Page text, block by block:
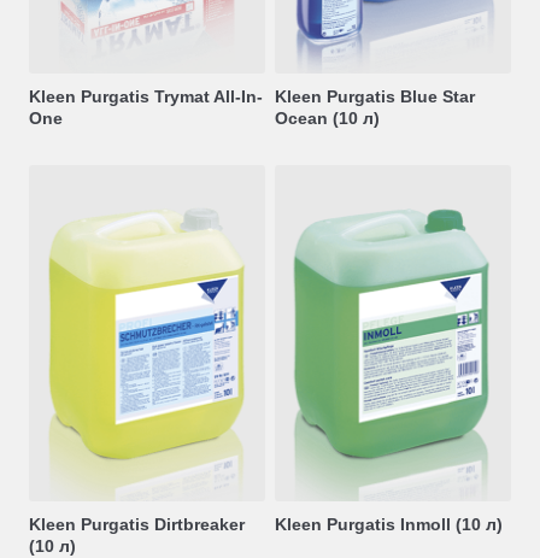
Kleen Purgatis Trymat All-In-
One
Kleen Purgatis Blue Star
Ocean (10 л)
Kleen Purgatis Dirtbreaker
(10 л)
Kleen Purgatis Inmoll (10 л)